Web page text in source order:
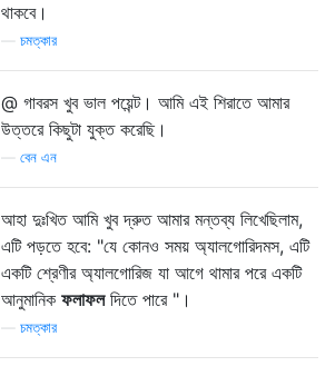
থাকবে।
চমত্কার
@ গাবরস খুব ভাল পয়েন্ট। আমি এই শিরাতে আমার
উত্তরে কিছুটা যুক্ত করেছি।
বেন এন
আহা দুঃখিত আমি খুব দ্রুত আমার মন্তব্য লিখেছিলাম,
এটি পড়তে হবে: "যে কোনও সময় অ্যালগোরিদমস, এটি
একটি শ্রেণীর অ্যালগোরিজ যা আগে থামার পরে একটি
আনুমানিক ফলাফলদিতে পারে "।
চমত্কার